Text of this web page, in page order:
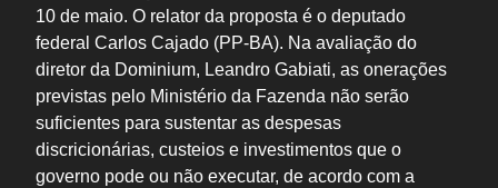
10 de maio. O relator da proposta é o deputado
federal Carlos Cajado (PP-BA). Na avaliação do
diretor da Dominium, Leandro Gabiati, as onerações
previstas pelo Ministério da Fazenda não serão
suficientes para sustentar as despesas
discricionárias, custeios e investimentos que o
governo pode ou não executar, de acordo com a